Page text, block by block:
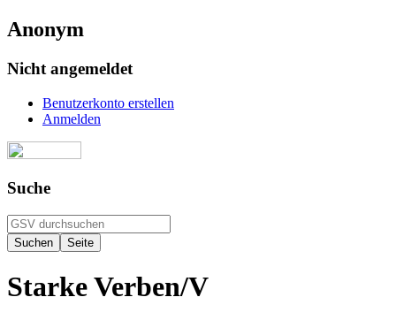
Anonym
Nicht angemeldet
Benutzerkonto erstellen
Anmelden
Suche
Starke Verben/V